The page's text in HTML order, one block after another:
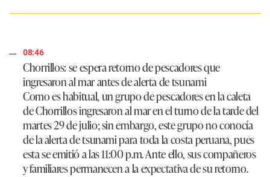
08:46
Chorrillos: se espera retorno de pescadores que
ingresaron al mar antes de alerta de tsunami
Como es habitual, un grupo de pescadores en la caleta
de Chorrillos ingresaron al mar en el turno de la tarde del
martes 29 de julio; sin embargo, este grupo no conocía
de la alerta de tsunami para toda la costa peruana, pues
esta se emitió a las 11:00 p.m. Ante ello, sus compañeros
y familiares permanecen a la expectativa de su retorno.